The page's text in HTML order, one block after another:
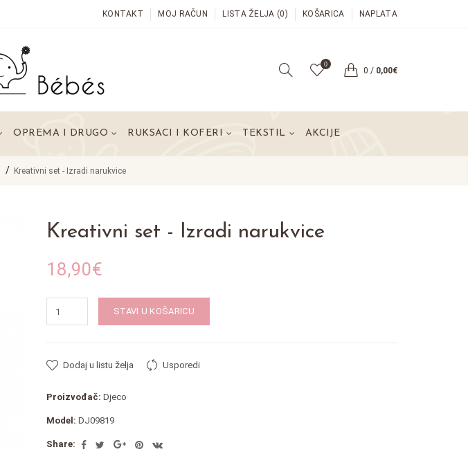
KONTAKT MOJ RAČUN LISTA ŽELJA (0) KOŠARICA NAPLATA
0
0 / 0,00€
OPREMA I DRUGO RUKSACI I KOFERI TEKSTIL AKCIJE
Kreativni set - Izradi narukvice
Kreativni set - Izradi narukvice
18,90€
STAVI U KOŠARICU
Dodaj u listu želja Usporedi
Proizvođač: Djeco
Model: DJ09819
Share: